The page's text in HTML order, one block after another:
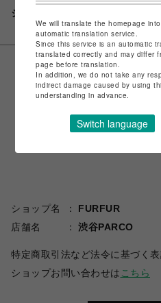
シェアする
ショップ名
FURFUR
店舗名
渋谷PARCO
特定商取引法など法令に基づく
ショップお問い合わせは こちら
We will translate the homepage
automatic translation service.
Since this service is an automatic
translated correctly and may differ
page before translation.
In addition, we do not take any
indirect damage caused by using
understanding in advance.
Switch language